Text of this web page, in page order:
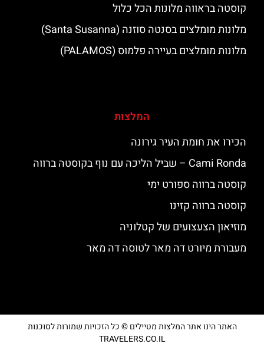
קוסטה בראווה מלונות הכל כלול
מלונות מומלצים בסנטה סוזנה (Santa Susanna)
מלונות מומלצים בעיירה פלמוס (PALAMOS)
המלצות
הכירו את חומת העיר גירונה
‪‪Cami Ronda‬‬ – שביל הליכה עם נוף בקוסטה ברווה
קוסטה ברווה ספורט ימי
קוסטה ברווה קזינו
מוזיאון הצעצועים של קטלוניה
מעבורת מיורט דה מאר לטוסה דה מאר
האתר הינו אתר המלצות מטיילים © כל הזכויות שמורות לסוכנות
TRAVELERS.CO.IL